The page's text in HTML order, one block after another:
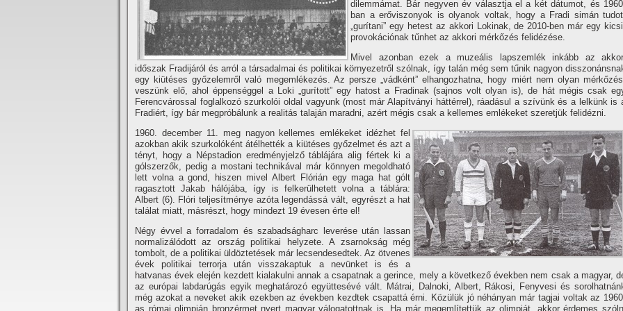
dilemmámat. Bár negyven év választja el a két dátumot, és
ban a erőviszonyok is olyanok voltak, hogy a Fradi simán
„gurí­tani” egy hetest az akkori Lokinak, de 2010-ben már egy
provokációnak tűnhet az akkori mérkőzés felidézése.
Mivel azonban ezek a muzeális lapszemlék inkább az
időszak Fradijáról és arról a társadalmai és politikai környezetről szólnak, í­gy talán még sem tűnik nagyon
egy kiütéses győzelemről való megemlékezés. Az persze „vádként” elhangozhatna, hogy miért nem olyan
veszünk elő, ahol éppenséggel a Loki „gurí­tott” egy hatost a Fradinak (sajnos volt olyan is), de hát mégis csak
Ferencvárossal foglalkozó szurkolói oldal vagyunk (most már Alapí­tványi háttérrel), ráadásul a szí­vünk és a lelkünk is
Fradiért, í­gy bár megpróbálunk a realitás talaján maradni, azért mégis csak a kellemes emlékeket szeretjük felidézni.
1960. december 11. meg nagyon kellemes emlékeket idézhet fel
azokban akik szurkolóként átélhették a kiütéses győzelmet és azt a
tényt, hogy a Népstadion eredményjelző táblájára alig fértek ki a
gólszerzők, pedig a mostani technikával már könnyen megoldható
lett volna a gond, hiszen mivel Albert Flórián egy maga hat gólt
ragasztott Jakab hálójába, í­gy is felkerülhetett volna a táblára:
Albert (6). Flóri teljesí­tménye azóta legendássá vált, egyrészt a hat
találat miatt, másrészt, hogy mindezt 19 évesen érte el!
Négy évvel a forradalom és szabadságharc leverése után lassan
normalizálódott az ország politikai helyzete. A zsarnokság még
tombolt, de a politikai üldöztetések már lecsendesedtek. Az ötvenes
évek politikai terrorja után visszakaptuk a nevünket is és a
hatvanas évek elején kezdett kialakulni annak a csapatnak a gerince, mely a következő években nem csak a magyar,
az európai labdarúgás egyik meghatározó együttesévé vált. Mátrai, Dalnoki, Albert, Rákosi, Fenyvesi és
még azokat a neveket akik ezekben az években kezdtek csapattá érni. Közülük jó néhányan már tagjai voltak az
as római olimpián bronzérmet nyert magyar válogatottnak is. Ha már megemlí­tettük az olimpiát, akkor érdemes